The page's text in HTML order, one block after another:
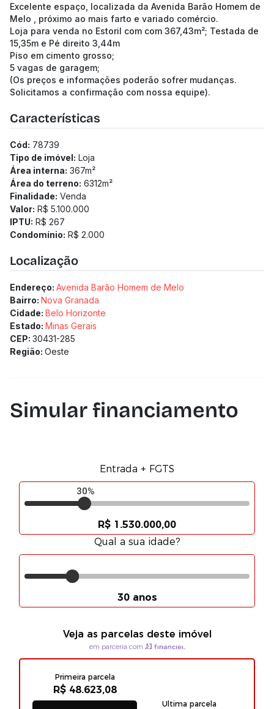
Excelente espaço, localizada da Avenida Barão Homem de
Melo , próximo ao mais farto e variado comércio.
Loja para venda no Estoril com com 367,43m²; Testada de
15,35m e Pé direito 3,44m
Piso em cimento grosso;
5 vagas de garagem;
(Os preços e informações poderão sofrer mudanças.
Solicitamos a confirmação com nossa equipe).
Características
Cód: 78739
Tipo de imóvel: Loja
Área interna: 367m²
Área do terreno: 6312m²
Finalidade: Venda
Valor: R$ 5.100.000
IPTU: R$ 267
Condomínio: R$ 2.000
Localização
Endereço: Avenida Barão Homem de Melo
Bairro: Nova Granada
Cidade: Belo Horizonte
Estado: Minas Gerais
CEP: 30431-285
Região: Oeste
Simular financiamento